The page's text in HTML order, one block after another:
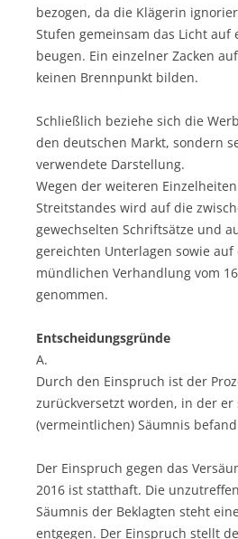
bezogen, da die Klägerin
Stufen gemeinsam das Licht auf
beugen. Ein einzelner Zacken
keinen Brennpunkt bilden.
Schließlich beziehe sich die
den deutschen Markt, sondern
verwendete Darstellung.
Wegen der weiteren
Streitstandes wird auf die
gewechselten Schriftsätze und
gereichten Unterlagen sowie auf
mündlichen Verhandlung vom
genommen.
Entscheidungsgründe
A.
Durch den Einspruch ist der
zurückversetzt worden, in der
(vermeintlichen) Säumnis befand
Der Einspruch gegen das
2016 ist statthaft. Die
Säumnis der Beklagten steht
entgegen. Der Einspruch stellt